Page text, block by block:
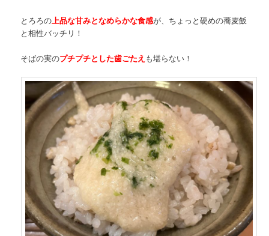
とろろの 上品な甘みとなめらかな食感が、ちょっと硬めの蕎麦飯
と相性バッチリ！
そばの実のプチプチとした歯ごたえ も堪らない！